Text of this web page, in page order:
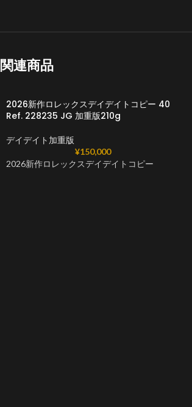
関連商品
2026新作ロレックスデイデイトコピー 40
Ref. 228235 JG 加重版210g
デイデイト加重版
¥150,000
2026新作ロレックスデイデイトコピー